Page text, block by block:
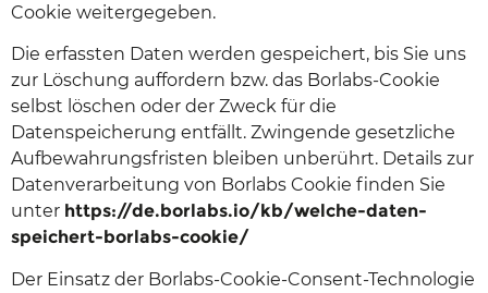
Cookie weitergegeben.
Die erfassten Daten werden gespeichert, bis Sie uns
zur Löschung auffordern bzw. das Borlabs-Cookie
selbst löschen oder der Zweck für die
Datenspeicherung entfällt. Zwingende gesetzliche
Aufbewahrungsfristen bleiben unberührt. Details zur
Datenverarbeitung von Borlabs Cookie finden Sie
unter https://de.borlabs.io/kb/welche-daten-
speichert-borlabs-cookie/
Der Einsatz der Borlabs-Cookie-Consent-Technologie